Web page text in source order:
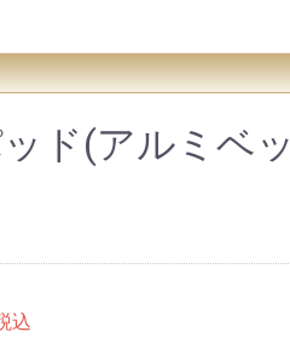
ド(アルミベッ
込